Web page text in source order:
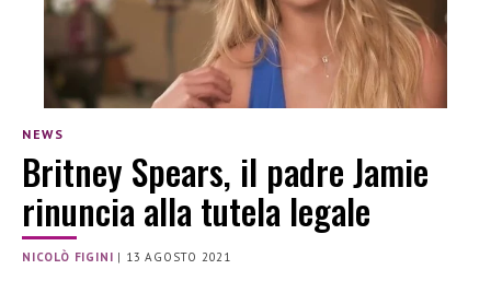
NEWS
Britney Spears, il padre Jamie
rinuncia alla tutela legale
NICOLÒ FIGINI | 13 AGOSTO 2021